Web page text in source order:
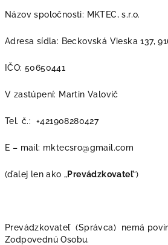
Názov spoločnosti: MKTEC, s.r.o.
Adresa sídla: Beckovská Vieska 137,
IČO: 50650441
V zastúpení: Martin Valovič
Tel. č.: +421908280427
E – mail: mktecsro@gmail.com
(ďalej len ako „ Prevádzkovateľ“)
Prevádzkovateľ (Správca) nemá
Zodpovednú Osobu.